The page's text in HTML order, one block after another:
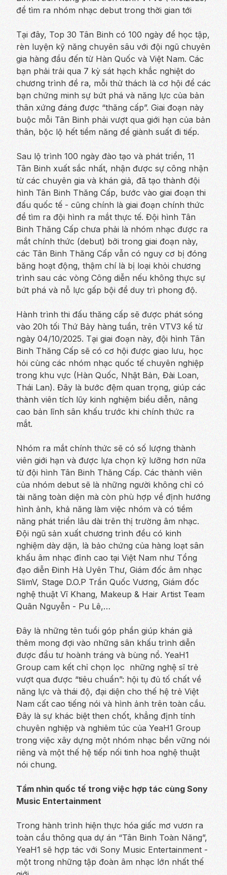
để tìm ra nhóm nhạc debut trong thời gian tới
Tại đây, Top 30 Tân Binh có 100 ngày để học tập,
rèn luyện kỹ năng chuyên sâu với đội ngũ chuyên
gia hàng đầu đến từ Hàn Quốc và Việt Nam. Các
bạn phải trải qua 7 kỳ sát hạch khắc nghiệt do
chương trình đề ra, mỗi thử thách là cơ hội để các
bạn chứng minh sự bứt phá và năng lực của bản
thân xứng đáng được “thăng cấp”. Giai đoạn này
buộc mỗi Tân Binh phải vượt qua giới hạn của bản
thân, bộc lộ hết tiềm năng để giành suất đi tiếp.
Sau lộ trình 100 ngày đào tạo và phát triển, 11
Tân Binh xuất sắc nhất, nhận được sự công nhận
từ các chuyên gia và khán giả, đã tạo thành đội
hình Tân Binh Thăng Cấp, bước vào giai đoạn thi
đấu quốc tế - cũng chính là giai đoạn chính thức
để tìm ra đội hình ra mắt thực tế. Đội hình Tân
Binh Thăng Cấp chưa phải là nhóm nhạc được ra
mắt chính thức (debut) bởi trong giai đoạn này,
các Tân Binh Thăng Cấp vẫn có nguy cơ bị đóng
băng hoạt động, thậm chí là bị loại khỏi chương
trình sau các vòng Công diễn nếu không thực sự
bứt phá và nỗ lực gấp bội để duy trì phong độ.
Hành trình thi đấu thăng cấp sẽ được phát sóng
vào 20h tối Thứ Bảy hàng tuần, trên VTV3 kể từ
ngày 04/10/2025. Tại giai đoạn này, đội hình Tân
Binh Thăng Cấp sẽ có cơ hội được giao lưu, học
hỏi cùng các nhóm nhạc quốc tế chuyên nghiệp
trong khu vực (Hàn Quốc, Nhật Bản, Đài Loan,
Thái Lan). Đây là bước đệm quan trọng, giúp các
thành viên tích lũy kinh nghiệm biểu diễn, nâng
cao bản lĩnh sân khấu trước khi chính thức ra
mắt.
Nhóm ra mắt chính thức sẽ có số lượng thành
viên giới hạn và được lựa chọn kỹ lưỡng hơn nữa
từ đội hình Tân Binh Thăng Cấp. Các thành viên
của nhóm debut sẽ là những người không chỉ có
tài năng toàn diện mà còn phù hợp về định hướng
hình ảnh, khả năng làm việc nhóm và có tiềm
năng phát triển lâu dài trên thị trường âm nhạc.
Đội ngũ sản xuất chương trình đều có kinh
nghiệm dày dặn, là bảo chứng của hàng loạt sân
khấu âm nhạc đỉnh cao tại Việt Nam như Tổng
đạo diễn Đinh Hà Uyên Thư, Giám đốc âm nhạc
SlimV, Stage D.O.P Trần Quốc Vương, Giám đốc
nghệ thuật Vĩ Khang, Makeup & Hair Artist Team
Quân Nguyễn - Pu Lê,…
Đây là những tên tuổi góp phần giúp khán giả
thêm mong đợi vào những sân khấu trình diễn
được đầu tư hoành tráng và bùng nổ. YeaH1
Group cam kết chỉ chọn lọc những nghệ sĩ trẻ
vượt qua được “tiêu chuẩn”: hội tụ đủ tố chất về
năng lực và thái độ, đại diện cho thế hệ trẻ Việt
Nam cất cao tiếng nói và hình ảnh trên toàn cầu.
Đây là sự khác biệt then chốt, khẳng định tính
chuyên nghiệp và nghiêm túc của YeaH1 Group
trong việc xây dựng một nhóm nhạc bền vững nói
riêng và một thế hệ tiếp nối tinh hoa nghệ thuật
nói chung.
Tầm nhìn quốc tế trong việc hợp tác cùng Sony
Music Entertainment
Trong hành trình hiện thực hóa giấc mơ vươn ra
toàn cầu thông qua dự án “Tân Binh Toàn Năng”,
YeaH1 sẽ hợp tác với Sony Music Entertainment -
một trong những tập đoàn âm nhạc lớn nhất thế